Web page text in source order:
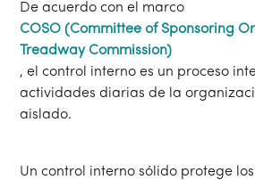
De acuerdo con el marco
COSO (Committee of Sponsoring
Treadway Commission)
, el control interno es un proceso
actividades diarias de la
aislado.
Un control interno sólido protege